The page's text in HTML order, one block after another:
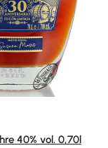
5 Sternen
40% vol. 0,70l